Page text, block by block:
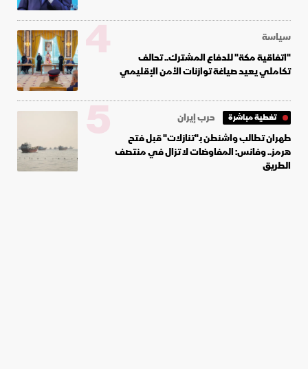
سياسة
"اتفاقية مكة" للدفاع المشترك.. تحالف
تكاملي يعيد صياغة توازنات الأمن الإقليمي 4
تغطية مباشرة
حرب إيران
طهران تطالب واشنطن بـ"تنازلات" قبل فتح
هرمز.. وفانس: المفاوضات لا تزال في منتصف
الطريق
5